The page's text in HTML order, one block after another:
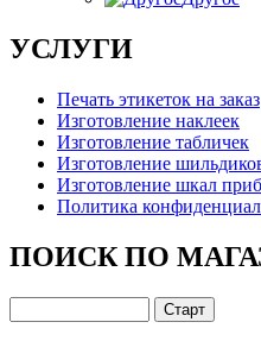
УСЛУГИ
Печать этикеток на заказ
Изготовление наклеек
Изготовление табличек
Изготовление
Изготовление шкал
Политика
ПОИСК ПО